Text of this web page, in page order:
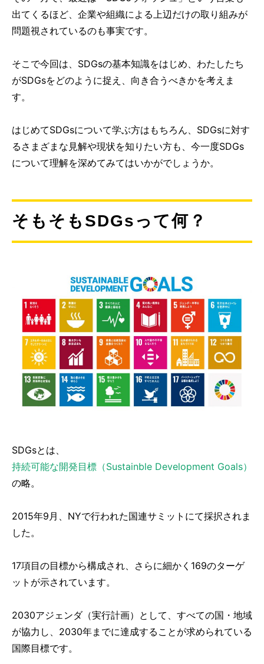
出てくるほど、企業や組織による上辺だけの取り組みが
問題視されているのも事実です。
そこで今回は、SDGsの基本知識をはじめ、わたしたち
がSDGsをどのように捉え、向き合うべきかを考えま
す。
はじめてSDGsについて学ぶ方はもちろん、SDGsに対す
るさまざまな見解や現状を知りたい方も、今一度SDGs
について理解を深めてみてはいかがでしょうか。
そもそもSDGsって何？
SDGsとは、
持続可能な開発目標（Sustainble Development Goals）
の略。
2015年9月、NYで行われた国連サミットにて採択されま
した。
17項目の目標から構成され、さらに細かく169のターゲ
ットが示されています。
2030アジェンダ（実行計画）として、すべての国・地域
が協力し、2030年までに達成することが求められている
国際目標です。